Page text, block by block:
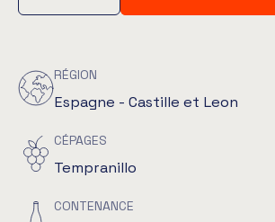
RÉGION
Espagne - Castille et Leon
CÉPAGES
Tempranillo
CONTENANCE